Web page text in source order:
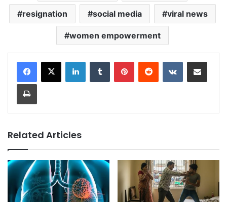
resignation social media viral news
women empowerment
LinkedInTumblr PinterestReddit VKontakteShare via Email
Print
Related Articles